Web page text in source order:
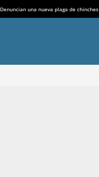
Denuncian una nueva plaga de chinches